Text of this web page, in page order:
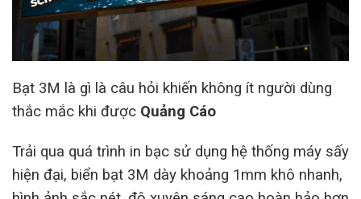
Bạt 3M là gì là câu hỏi khiến không ít người dùng
thắc mắc khi được Quảng Cáo
Trải qua quá trình in bạc sử dụng hệ thống máy sấy
hiện đại, biển bạt 3M dày khoảng 1mm khô nhanh,